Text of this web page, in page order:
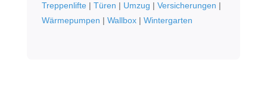
Treppenlifte| Türen | Umzug | Versicherungen |
Wärmepumpen | Wallbox| Wintergarten